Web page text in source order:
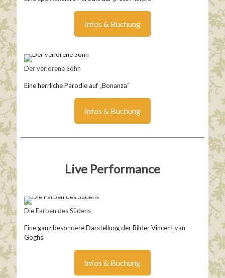
Infos & Buchung
Der verlorene Sohn
Eine herrliche Parodie auf „Bonanza“
Infos & Buchung
Live Performance
Die Farben des Südens
Eine ganz besondere Darstellung der Bilder Vincent van
Goghs
Infos & Buchung